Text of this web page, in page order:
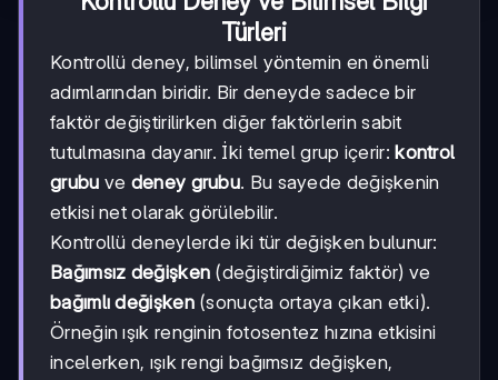
Türleri
Kontrollü deney, bilimsel yöntemin en önemli
adımlarından biridir. Bir deneyde sadece bir
faktör değiştirilirken diğer faktörlerin sabit
tutulmasına dayanır. İki temel grup içerir: kontrol
grubu ve deney grubu. Bu sayede değişkenin
etkisi net olarak görülebilir.
Kontrollü deneylerde iki tür değişken bulunur:
Bağımsız değişken (değiştirdiğimiz faktör) ve
bağımlı değişken(sonuçta ortaya çıkan etki).
Örneğin ışık renginin fotosentez hızına etkisini
incelerken, ışık rengi bağımsız değişken,